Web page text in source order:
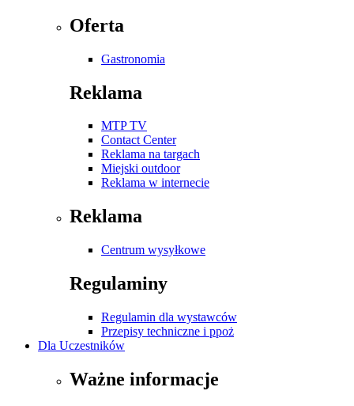
Oferta
Gastronomia
Reklama
MTP TV
Contact Center
Reklama na targach
Miejski outdoor
Reklama w internecie
Reklama
Centrum wysyłkowe
Regulaminy
Regulamin dla wystawców
Przepisy techniczne i ppoż
Dla Uczestników
Ważne informacje